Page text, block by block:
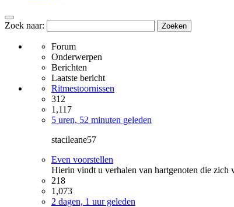
Zoek naar:
Forum
Onderwerpen
Berichten
Laatste bericht
Ritmestoornissen
312
1,117
5 uren, 52 minuten geleden
stacileane57
Even voorstellen
Hierin vindt u verhalen van hartgenoten die zich
218
1,073
2 dagen, 1 uur geleden